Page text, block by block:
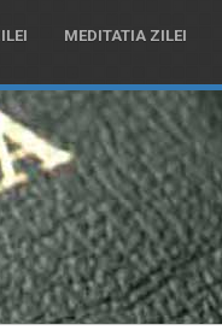
MEDITATIA ZILEI